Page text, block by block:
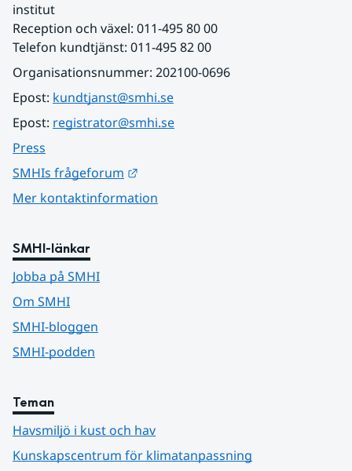
institut
Reception och växel: 011-495 80 00
Telefon kundtjänst: 011-495 82 00
Organisationsnummer: 202100-0696
Epost: kundtjanst@smhi.se
Epost: registrator@smhi.se
Press
SMHIs frågeforum
Mer kontaktinformation
SMHI-länkar
Jobba på SMHI
Om SMHI
SMHI-bloggen
SMHI-podden
Teman
Havsmiljö i kust och hav
Kunskapscentrum för klimatanpassning